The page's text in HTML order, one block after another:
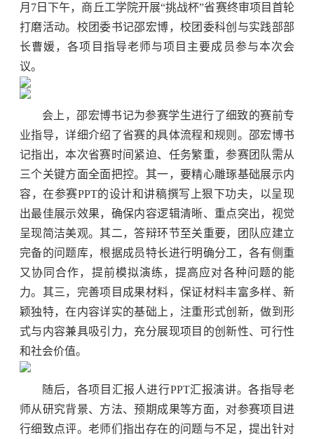
月7日下午，商丘工学院开展“挑战杯”省赛终审项目首轮
打磨活动。校团委书记邵宏博，校团委科创与实践部部
长曹媛，各项目指导老师与项目主要成员参与本次会
议。
会上，邵宏博书记为参赛学生进行了细致的赛前专
业指导，详细介绍了省赛的具体流程和规则。邵宏博书
记指出，本次省赛时间紧迫、任务繁重，参赛团队需从
三个关键方面全面把控。其一，要精心雕琢基础展示内
容，在参赛PPT的设计和讲稿撰写上狠下功夫，以呈现
出最佳展示效果，确保内容逻辑清晰、重点突出，视觉
呈现简洁美观。其二，答辩环节至关重要，团队应建立
完备的问题库，根据成员特长进行明确分工，各有侧重
又协同合作，提前模拟演练，提高应对各种问题的能
力。其三，完善项目成果材料，保证材料丰富多样、新
颖独特，在内容详实的基础上，注重形式创新，做到形
式与内容兼具吸引力，充分展现项目的创新性、可行性
和社会价值。
随后，各项目汇报人进行PPT汇报演讲。各指导老
师从研究背景、方法、预期成果等方面，对参赛项目进
行细致点评。老师们指出存在的问题与不足，提出针对